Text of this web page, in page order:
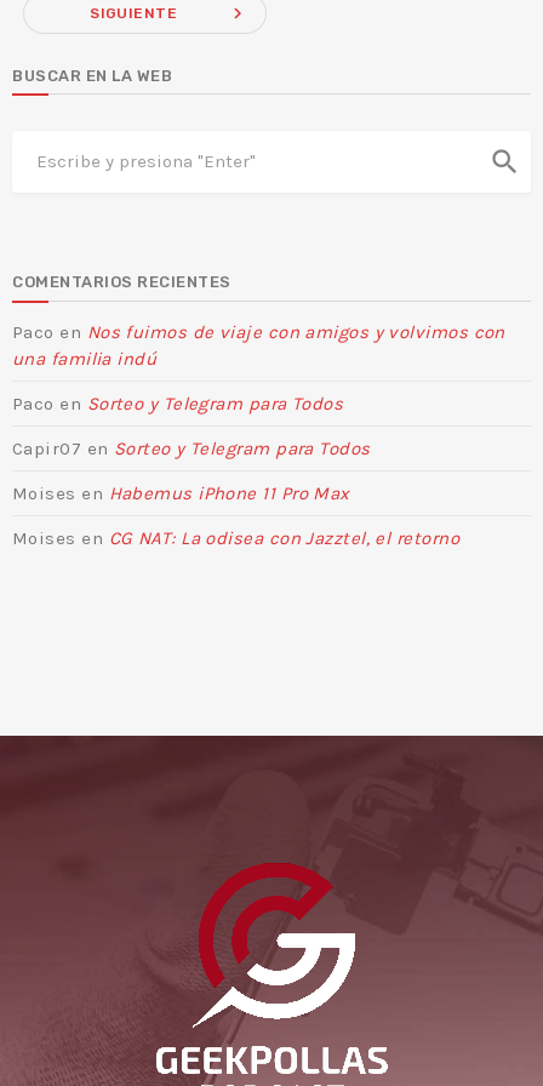
SIGUIENTE navigate_next
BUSCAR EN LA WEB
search
COMENTARIOS RECIENTES
Paco en Nos fuimos de viaje con amigos y volvimos con
una familia indú
Paco en Sorteo y Telegram para Todos
Capir07 en Sorteo y Telegram para Todos
Moises en Habemus iPhone 11 Pro Max
Moises en CG NAT: La odisea con Jazztel, el retorno